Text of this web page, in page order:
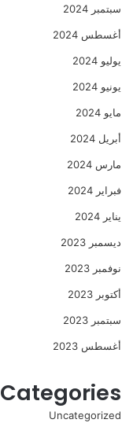
سبتمبر 2024
أغسطس 2024
يوليو 2024
يونيو 2024
مايو 2024
أبريل 2024
مارس 2024
فبراير 2024
يناير 2024
ديسمبر 2023
نوفمبر 2023
أكتوبر 2023
سبتمبر 2023
أغسطس 2023
Categories
Uncategorized